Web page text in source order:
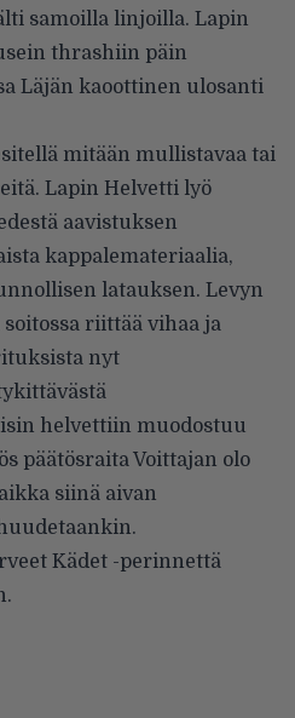
samoilla linjoilla. Lapin
thrashiin päin
Läjän kaoottinen ulosanti
mitään mullistavaa tai
Lapin Helvetti lyö
aavistuksen
kappalemateriaalia,
latauksen. Levyn
riittää vihaa ja
nyt
helvettiin muodostuu
päätösraita Voittajan olo
siinä aivan
Kädet -perinnettä